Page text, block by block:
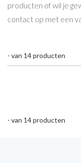
producten of wil je
contact op met een
- van 14producten
- van 14producten